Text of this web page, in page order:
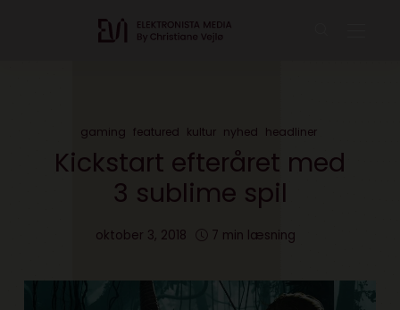
gaming featured kultur nyhed headliner
Kickstart efteråret med
3 sublime spil
oktober 3, 2018 7 min læsning